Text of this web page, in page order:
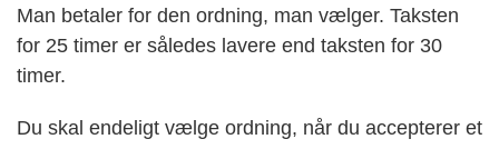
Man betaler for den ordning, man vælger. Taksten
for 25 timer er således lavere end taksten for 30
timer.
Du skal endeligt vælge ordning, når du accepterer et